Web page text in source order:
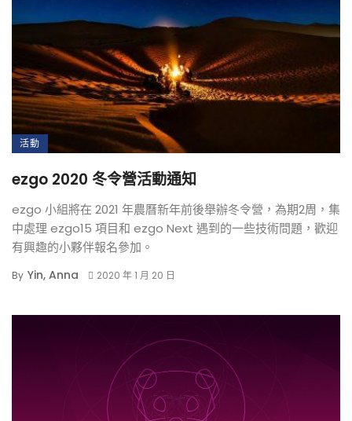
活動
ezgo 2020 冬令營活動通知
ezgo 小組將在 2021 年農曆新年前後舉辦冬令營，為期2周，集
中處理 ezgo15 項目和 ezgo Next 遇到的一些技術問題，歡迎
有興趣的小夥伴報名參加。
By Yin, Anna 2020 年 1 月 20 日